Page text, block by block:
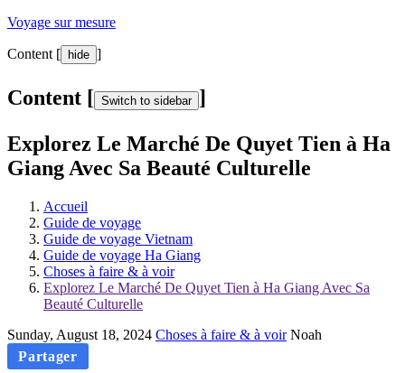
Voyage sur mesure
Content [ hide ]
Content [ Switch to sidebar ]
Explorez Le Marché De Quyet Tien à Ha
Giang Avec Sa Beauté Culturelle
Accueil
Guide de voyage
Guide de voyage Vietnam
Guide de voyage Ha Giang
Choses à faire & à voir
Explorez Le Marché De Quyet Tien à Ha Giang Avec Sa
Beauté Culturelle
Sunday, August 18, 2024 Choses à faire & à voir Noah
Partager